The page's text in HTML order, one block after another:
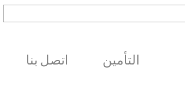
التأمين اتصل بنا